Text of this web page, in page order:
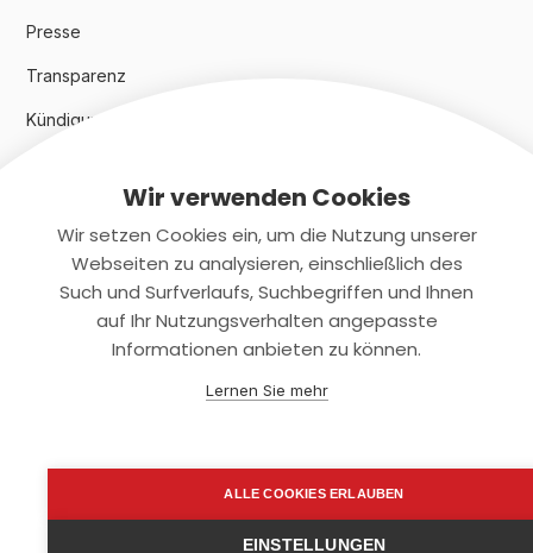
Presse
Transparenz
Kündigungsindex 2024
Rechtliches
Datenschutz
support@smartkuendigen.de
Wir verwenden Cookies
Wir setzen Cookies ein, um die Nutzung unserer
Webseiten zu analysieren, einschließlich des
Such und Surfverlaufs, Suchbegriffen und Ihnen
auf Ihr Nutzungsverhalten angepasste
Informationen anbieten zu können.
Lernen Sie mehr
ALLE COOKIES ERLAUBEN
EINSTELLUNGEN